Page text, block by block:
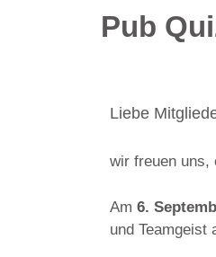
Pub
Liebe
wir freuen uns,
Am 6.
und Teamgeist